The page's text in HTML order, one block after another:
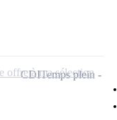
CDITemps plein
offre à ma sélection